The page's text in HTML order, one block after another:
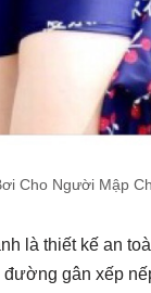
Cho Người Mập
là thiết kế an
gân xếp